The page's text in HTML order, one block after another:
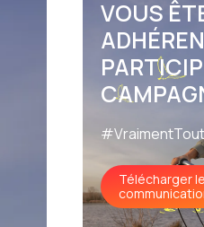
en échanges
VOUS
#VraimentTout
Télécharger